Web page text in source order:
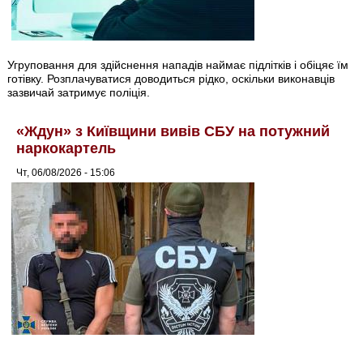
Угруповання для здійснення нападів наймає підлітків і обіцяє їм
готівку. Розплачуватися доводиться рідко, оскільки виконавців
зазвичай затримує поліція.
«Ждун» з Київщини вивів СБУ на потужний
наркокартель
Чт, 06/08/2026 - 15:06